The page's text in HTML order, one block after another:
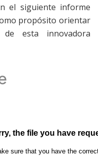
el siguiente informe
propósito orientar
esta innovadora